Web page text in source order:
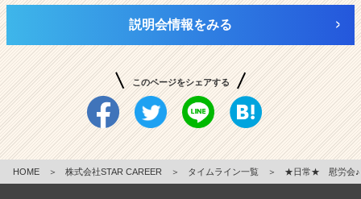
説明会情報をみる
このページをシェアする
HOME ＞ 株式会社STAR CAREER ＞ タイムライン一覧 ＞ ★日常★ 慰労会♪